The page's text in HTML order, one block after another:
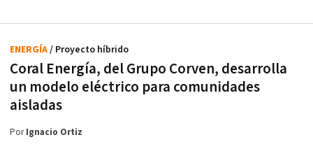
Coral Energía, del Grupo Corven, desarrolla
un modelo eléctrico para comunidades
aisladas
ENERGÍA/ Proyecto híbrido
PorIgnacio Ortiz